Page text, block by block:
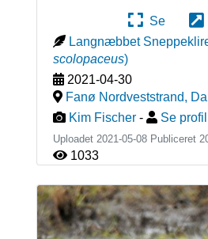
Se
Langnæbbet
scolopaceus)
2021-04-30
Fanø Nordveststrand,
Kim Fischer - Se profil
Uploadet 2021-05-08 Publiceret
1033